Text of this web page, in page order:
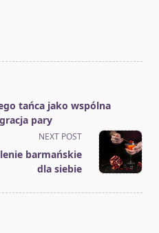
tańca jako wspólna
pary
NEXT POST
barmańskie
dla siebie